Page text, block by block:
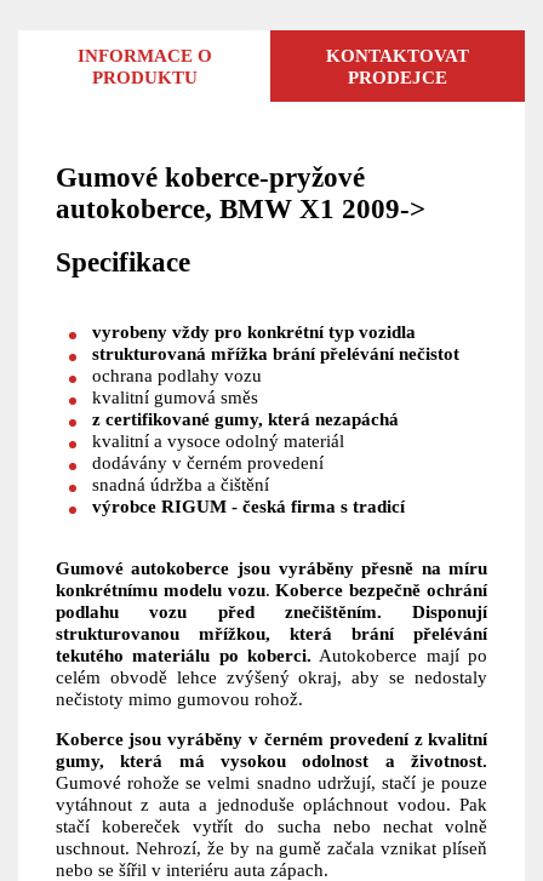
INFORMACE O
PRODUKTU
KONTAKTOVAT
PRODEJCE
Gumové koberce-pryžové
autokoberce, BMW X1 2009->
Specifikace
vyrobeny vždy pro konkrétní typ vozidla
strukturovaná mřížka brání přelévání nečistot
ochrana podlahy vozu
kvalitní gumová směs
z certifikované gumy, která nezapáchá
kvalitní a vysoce odolný materiál
dodávány v černém provedení
snadná údržba a čištění
výrobce RIGUM - česká firma s tradicí
Gumové autokoberce jsou vyráběny přesně na míru
konkrétnímu modelu vozu.Koberce bezpečně ochrání
podlahu vozu před znečištěním. Disponují
strukturovanou mřížkou, která brání přelévání
tekutého materiálu po koberci. Autokoberce mají po
celém obvodě lehce zvýšený okraj, aby se nedostaly
nečistoty mimo gumovou rohož.
Koberce jsou vyráběny v černém provedení z kvalitní
gumy, která má vysokou odolnost a životnost.
Gumové rohože se velmi snadno udržují, stačí je pouze
vytáhnout z auta a jednoduše opláchnout vodou. Pak
stačí kobereček vytřít do sucha nebo nechat volně
uschnout. Nehrozí, že by na gumě začala vznikat plíseň
nebo se šířil v interiéru auta zápach.